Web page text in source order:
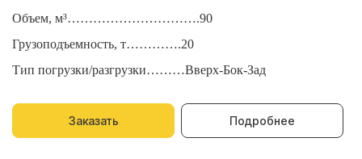
Объем, м³………………………….90
Грузоподъемность, т………….20
Тип погрузки/разгрузки………Вверх-Бок-Зад
Заказать Подробнее